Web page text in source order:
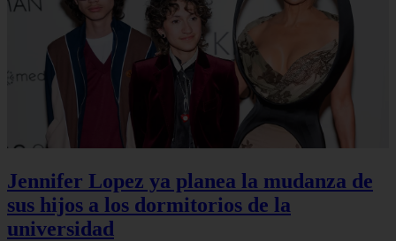
Jennifer Lopez ya planea la mudanza de
sus hijos a los dormitorios de la
universidad